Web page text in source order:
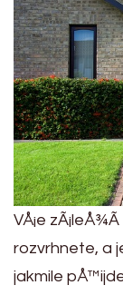
VÅ¡e
rozvrhnete, a
jakmile